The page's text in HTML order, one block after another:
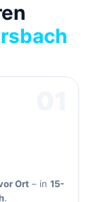
Ort – in 15-
.